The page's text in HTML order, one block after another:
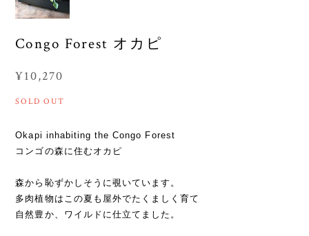
Congo Forest オカピ
¥10,270
SOLD OUT
Okapi inhabiting the Congo Forest
コンゴの森に住むオカピ
森から恥ずかしそうに覗いています。
多肉植物はこの夏も屋外でたくましく育て
自然豊か、ワイルドに仕立てました。